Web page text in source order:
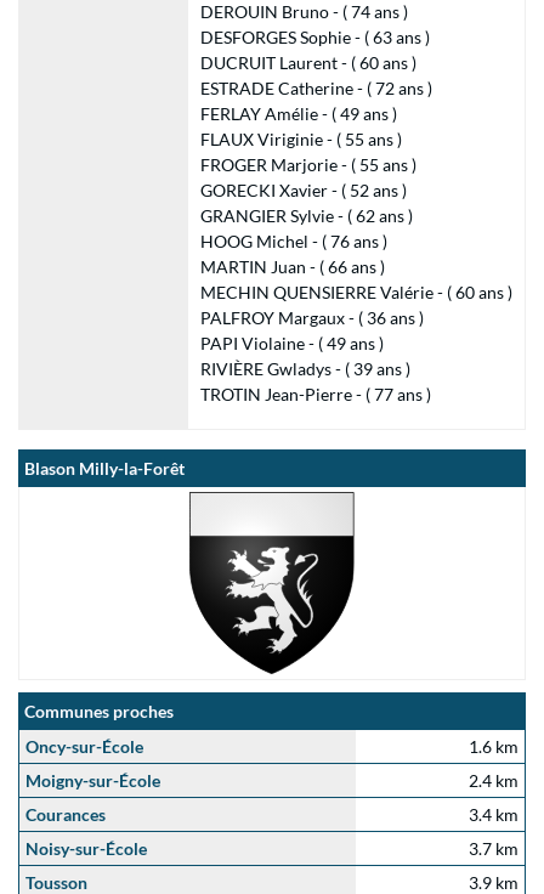
DEROUIN Bruno - ( 74 ans )
DESFORGES Sophie - ( 63 ans )
DUCRUIT Laurent - ( 60 ans )
ESTRADE Catherine - ( 72 ans )
FERLAY Amélie - ( 49 ans )
FLAUX Viriginie - ( 55 ans )
FROGER Marjorie - ( 55 ans )
GORECKI Xavier - ( 52 ans )
GRANGIER Sylvie - ( 62 ans )
HOOG Michel - ( 76 ans )
MARTIN Juan - ( 66 ans )
MECHIN QUENSIERRE Valérie - ( 60 ans )
PALFROY Margaux - ( 36 ans )
PAPI Violaine - ( 49 ans )
RIVIÈRE Gwladys - ( 39 ans )
TROTIN Jean-Pierre - ( 77 ans )
Blason Milly-la-Forêt
Communes proches
Oncy-sur-École
1.6 km
Moigny-sur-École
2.4 km
Courances
3.4 km
Noisy-sur-École
3.7 km
Tousson
3.9 km